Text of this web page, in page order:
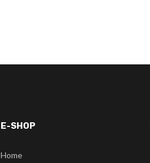
E-SHOP
Home